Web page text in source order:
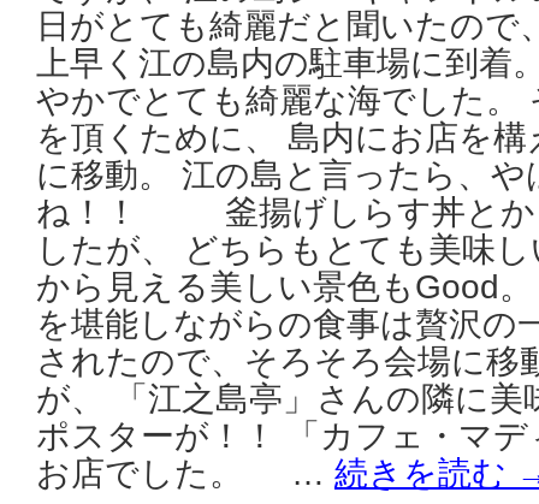
日がとても綺麗だと聞いたので
上早く江の島内の駐車場に到着
やかでとても綺麗な海でした。
を頂くために、 島内にお店を
に移動。 江の島と言ったら、
ね！！ 釜揚げしらす丼とか
したが、 どちらもとても美味
から見える美しい景色もGood
を堪能しながらの食事は贅
されたので、そろそろ会場に移
が、 「江之島亭」さんの隣に
ポスターが！！ 「カフェ・マ
お店でした。 … 続きを読む